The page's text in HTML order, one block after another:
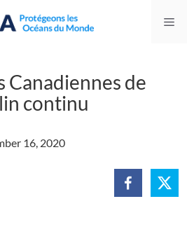
Canadiennes de
continu
16, 2020